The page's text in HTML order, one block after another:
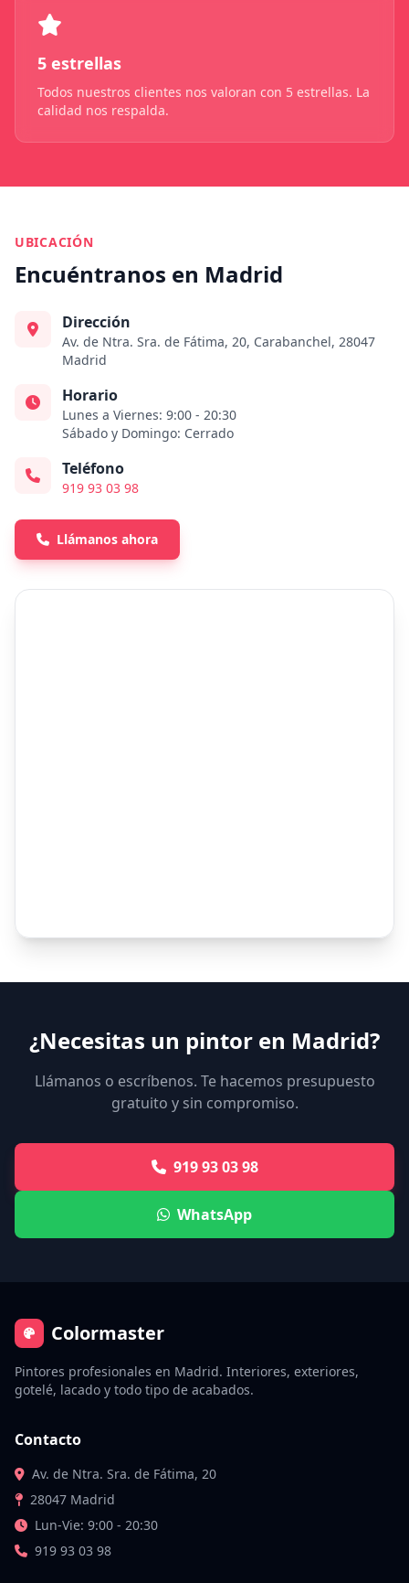
5 estrellas
Todos nuestros clientes nos valoran con 5 estrellas. La
calidad nos respalda.
UBICACIÓN
Encuéntranos en Madrid
Dirección
Av. de Ntra. Sra. de Fátima, 20, Carabanchel, 28047
Madrid
Horario
Lunes a Viernes: 9:00 - 20:30
Sábado y Domingo: Cerrado
Teléfono
919 93 03 98
Llámanos ahora
¿Necesitas un pintor en Madrid?
Llámanos o escríbenos. Te hacemos presupuesto
gratuito y sin compromiso.
919 93 03 98
WhatsApp
Colormaster
Pintores profesionales en Madrid. Interiores, exteriores,
gotelé, lacado y todo tipo de acabados.
Contacto
Av. de Ntra. Sra. de Fátima, 20
28047 Madrid
Lun-Vie: 9:00 - 20:30
919 93 03 98